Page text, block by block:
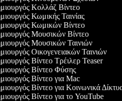
Κολλάζ Βίντεο
Κωμικής Ταινίας
Κωμικών Βίντεο
Μουσικών Βίντεο
Μουσικών Ταινιών
Οικογενειακών Ταινιών
Βίντεο Τρέιλερ Teaser
Βίντεο Φύσης
Βίντεο για Mac
Βίντεο για Κοινωνικά Δίκτυα
Βίντεο για το YouTube